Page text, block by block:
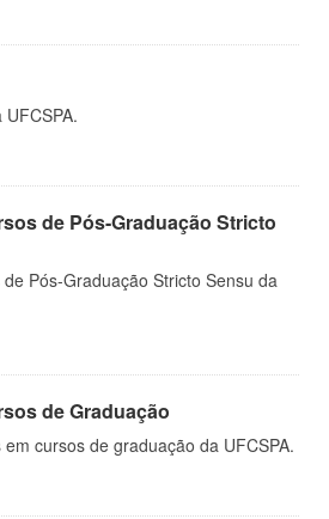
de Pós-Graduação Stricto
Pós-Graduação Stricto Sensu da
de Graduação
cursos de graduação da UFCSPA.